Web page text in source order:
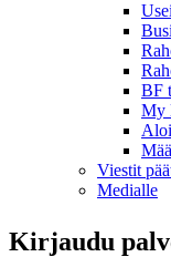
BF
My
Viestit
Medialle
Kirjaudu